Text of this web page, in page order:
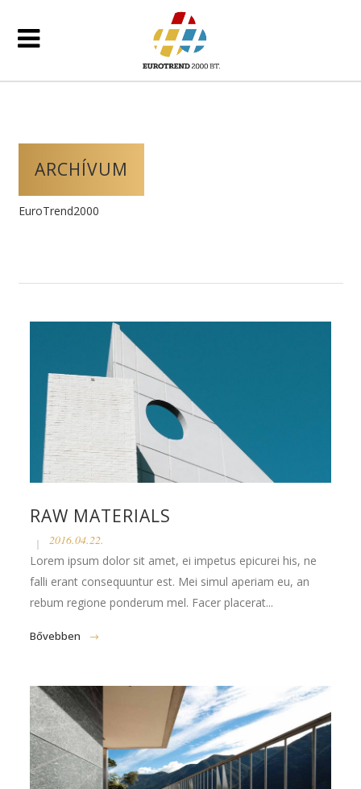
ARCHÍVUM
EuroTrend2000
RAW MATERIALS
2016.04.22.
Lorem ipsum dolor sit amet, ei impetus epicurei his, ne
falli erant consequuntur est. Mei simul aperiam eu, an
rebum regione ponderum mel. Facer placerat...
Bővebben